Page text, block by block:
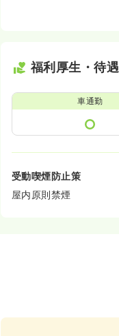
福利厚生・待遇
車通勤
受動喫煙防止策
屋内原則禁煙